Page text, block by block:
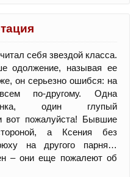
себя звездой класса.
одолжение, называя ее
он серьезно ошибся: на
по-другому. Одна
один глупый
вот пожалуйста! Бывшие
а Ксения без
на другого парня…
– они еще пожалеют об